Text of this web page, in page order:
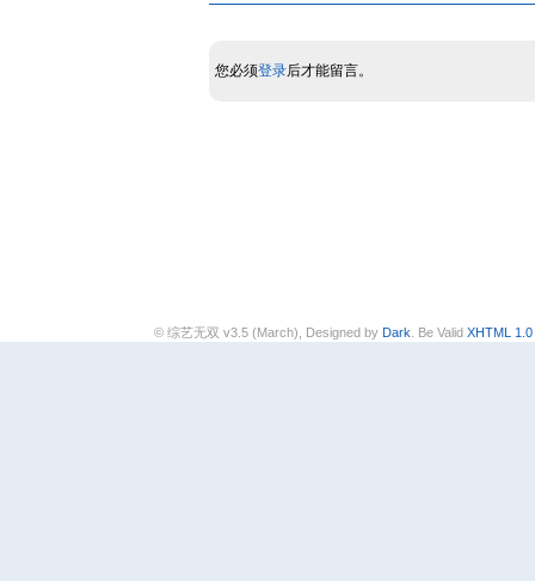
您必须登录后才能留言。
© 综艺无双 v3.5 (March), Designed by Dark . Be Valid XHTML